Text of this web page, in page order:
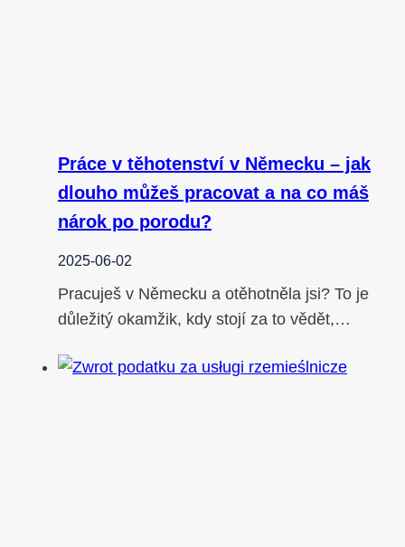
Práce v těhotenství v Německu – jak
dlouho můžeš pracovat a na co máš
nárok po porodu?
2025-06-02
Pracuješ v Německu a otěhotněla jsi? To je
důležitý okamžik, kdy stojí za to vědět,…